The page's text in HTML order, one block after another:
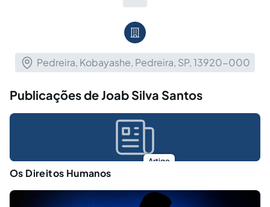
Pedreira, Kobayashe, Pedreira, SP, 13920-000
Publicações de Joab Silva Santos
Artigo
Os Direitos Humanos